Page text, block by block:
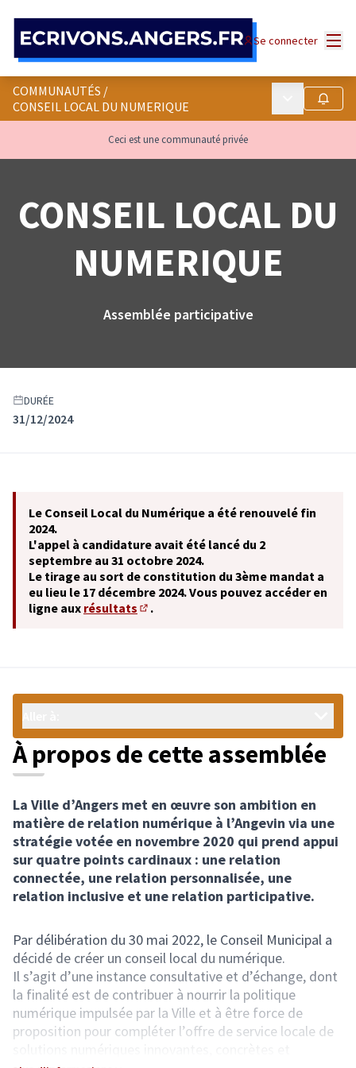
Se connecter
COMMUNAUTÉS /
CONSEIL LOCAL DU NUMERIQUE
Menu Suivre
Ceci est une communauté privée
CONSEIL LOCAL DU
NUMERIQUE
Assemblée participative
DURÉE
31/12/2024
Le Conseil Local du Numérique a été renouvelé fin
2024.
L'appel à candidature avait été lancé du 2
septembre au 31 octobre 2024.
Le tirage au sort de constitution du 3ème mandat a
eu lieu le 17 décembre 2024. Vous pouvez accéder en
ligne aux résultats .
À propos de cette assemblée
La Ville d’Angers met en œuvre son ambition en
matière de relation numérique à l’Angevin via une
stratégie votée en novembre 2020 qui prend appui
sur quatre points cardinaux : une relation
connectée, une relation personnalisée, une
relation inclusive et une relation participative.
Par délibération du 30 mai 2022, le Conseil Municipal a
décidé de créer un conseil local du numérique.
Il s’agit d’une instance consultative et d’échange, dont
la finalité est de contribuer à nourrir la politique
numérique impulsée par la Ville et à être force de
proposition pour compléter l’offre de service locale de